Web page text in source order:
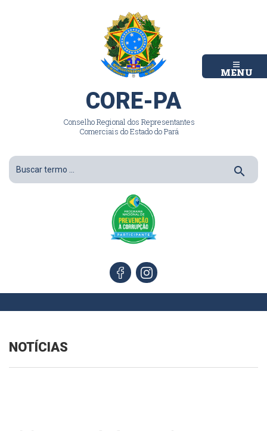
MENU
CORE-PA
Conselho Regional dos Representantes
Comerciais do Estado do Pará
search
NOTÍCIAS